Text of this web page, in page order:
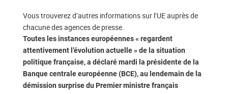
Vous trouverez d’autres informations sur l’UE auprès de
chacune des agences de presse.
Toutes les instances européennes « regardent
attentivement l’évolution actuelle » de la situation
politique française, a déclaré mardi la présidente de la
Banque centrale européenne (BCE), au lendemain de la
démission surprise du Premier ministre français